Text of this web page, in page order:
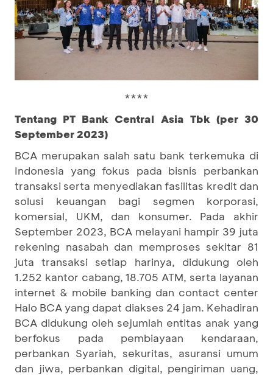
****
Tentang PT Bank Central Asia Tbk (per 30
September 2023)
BCA merupakan salah satu bank terkemuka di
Indonesia yang fokus pada bisnis perbankan
transaksi serta menyediakan fasilitas kredit dan
solusi keuangan bagi segmen korporasi,
komersial, UKM, dan konsumer. Pada akhir
September 2023, BCA melayani hampir 39 juta
rekening nasabah dan memproses sekitar 81
juta transaksi setiap harinya, didukung oleh
1.252 kantor cabang, 18.705 ATM, serta layanan
internet & mobile banking dan contact center
Halo BCA yang dapat diakses 24 jam. Kehadiran
BCA didukung oleh sejumlah entitas anak yang
berfokus pada pembiayaan kendaraan,
perbankan Syariah, sekuritas, asuransi umum
dan jiwa, perbankan digital, pengiriman uang,